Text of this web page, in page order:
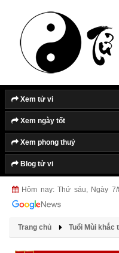
Xem tử vi
Xem ngày tốt
Xem phong thuỷ
Blog tử vi
Hôm nay: Thứ sáu, Ngày 7/
Trang chủ Tuổi Mùi khắc